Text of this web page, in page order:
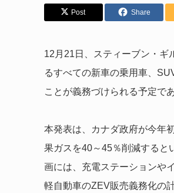
Post Share
12月21日、スティーブン・ギ
るすべての新車の乗用車、
ことが義務づけられる予定であ
本発表は、カナダ政府が今年
果ガスを40～45％削減すると
画には、充電ステーションや
軽自動車のZEV販売義務化の